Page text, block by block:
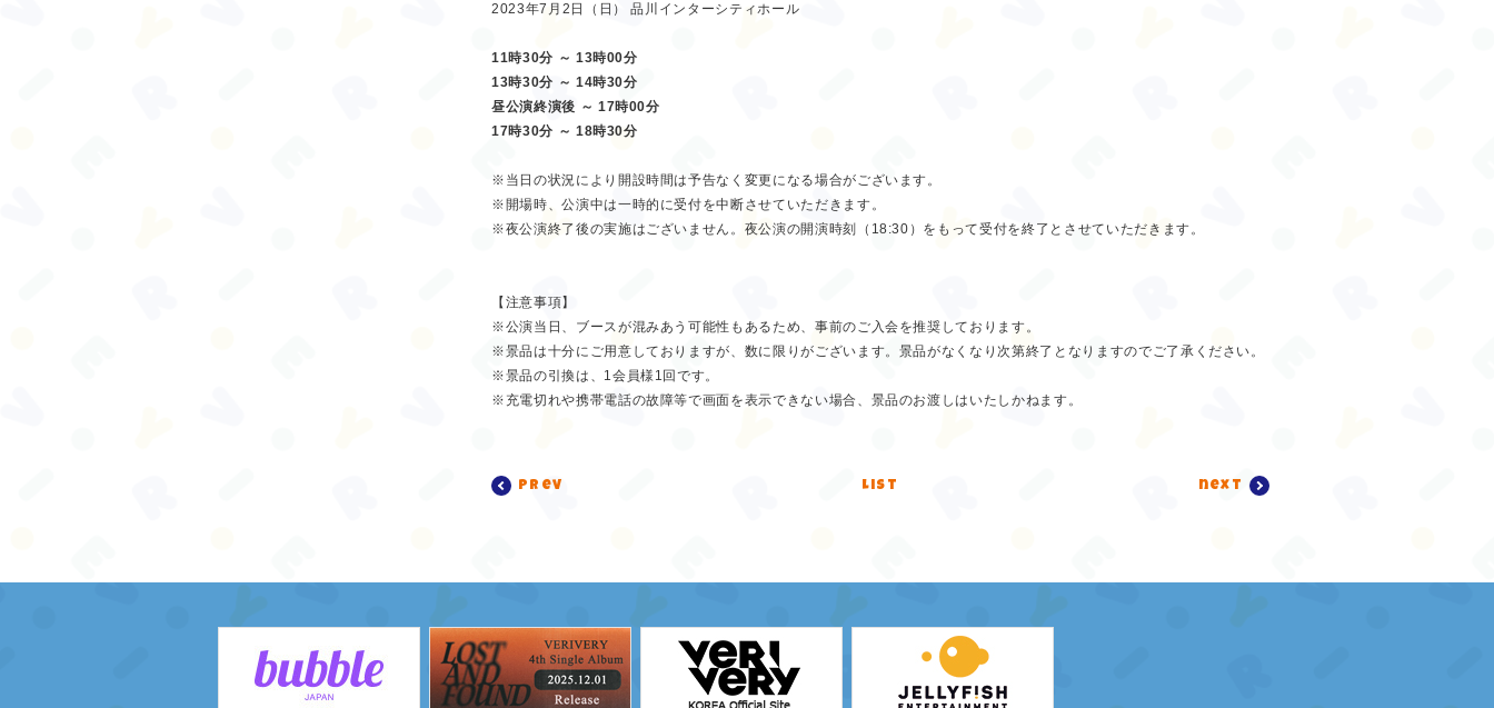
2023年7月2日（日） 品川インターシティホール
11時30分 ～ 13時00分
13時30分 ～ 14時30分
昼公演終演後 ～ 17時00分
17時30分 ～ 18時30分
※当日の状況により開設時間は予告なく変更になる場合がございます。
※開場時、公演中は一時的に受付を中断させていただきます。
※夜公演終了後の実施はございません。夜公演の開演時刻（18:30）をもって受付を終了とさせていただきます。
【注意事項】
※公演当日、ブースが混みあう可能性もあるため、事前のご入会を推奨しております。
※景品は十分にご用意しておりますが、数に限りがございます。景品がなくなり次第終了となりますのでご了承ください。
※景品の引換は、1会員様1回です。
※充電切れや携帯電話の故障等で画面を表示できない場合、景品のお渡しはいたしかねます。
prev list next